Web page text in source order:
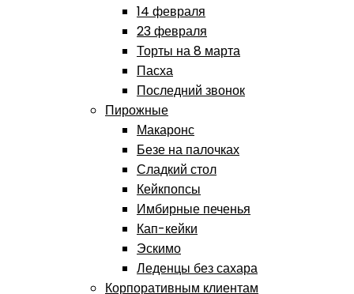
14 февраля
23 февраля
Торты на 8 марта
Пасха
Последний звонок
Пирожные
Макаронс
Безе на палочках
Сладкий стол
Кейкпопсы
Имбирные печенья
Кап-кейки
Эскимо
Леденцы без сахара
Корпоративным клиентам